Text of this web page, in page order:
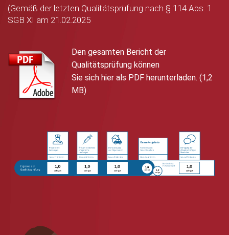
(Gemäß der letzten Qualitätsprüfung nach § 114 Abs. 1
SGB XI am 21.02.2025
Den gesamten Bericht der
Qualitätsprüfung können
Sie sich hier als PDF herunterladen. (1,2
MB)